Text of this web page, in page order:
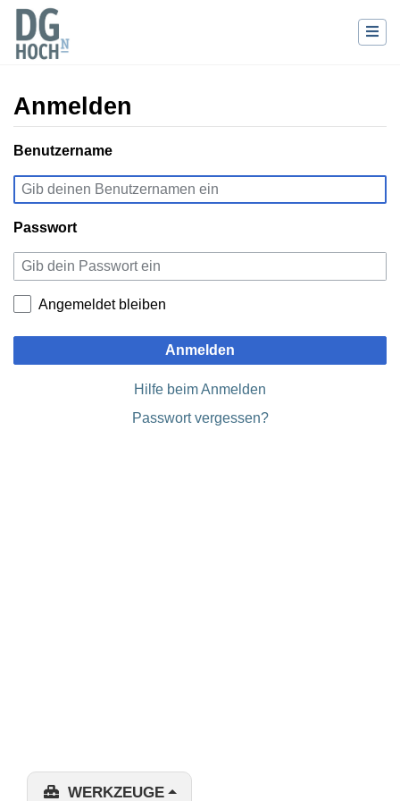
Anmelden
Wechseln zu:Navigation
Benutzername
Passwort
Angemeldet bleiben
Anmelden
Hilfe beim Anmelden
Passwort vergessen?
WERKZEUGE